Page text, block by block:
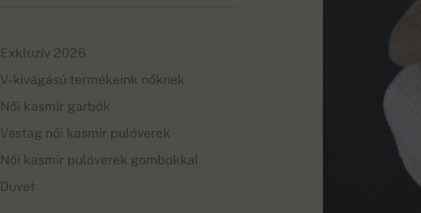
Exkluzív 2026
V-kivágású termékeink nőknek
Női kasmír garbók
Vastag női kasmír pulóverek
Női kasmír pulóverek gombokkal
Duvet